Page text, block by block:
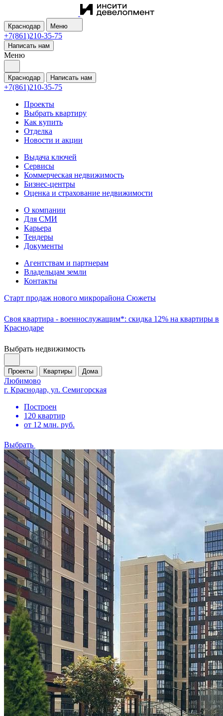
Краснодар Меню
+7(861)210-35-75
Написать нам
Меню
Краснодар Написать нам
+7(861)210-35-75
Проекты
Выбрать квартиру
Как купить
Отделка
Новости и акции
Выдача ключей
Сервисы
Коммерческая недвижимость
Бизнес-центры
Оценка и страхование недвижимости
О компании
Для СМИ
Карьера
Тендеры
Документы
Агентствам и партнерам
Владельцам земли
Контакты
Старт продаж нового микрорайона Сюжеты
Своя квартира - военнослужащим*: скидка 12% на квартиры в
Краснодаре
Выбрать недвижимость
Проекты Квартиры Дома
Любимово
г. Краснодар, ул. Семигорская
Построен
120 квартир
от 12 млн. руб.
Выбрать